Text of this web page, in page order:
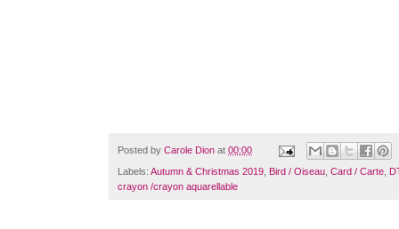
Posted by Carole Dion at 00:00
Labels: Autumn & Christmas 2019, Bird / Oiseau, Card / Carte,
crayon /crayon aquarellable